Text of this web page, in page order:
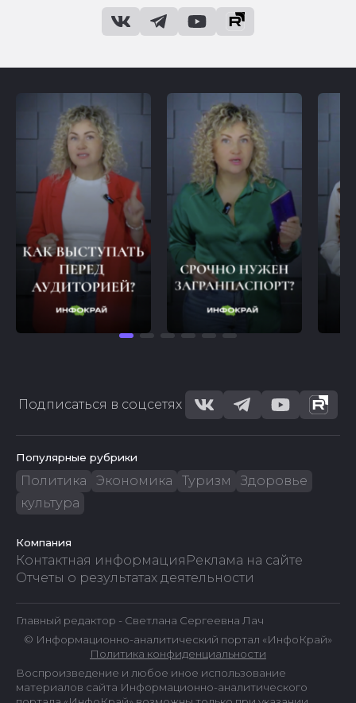
Подписаться в соцсетях
Популярные рубрики
Политика Экономика Туризм
Здоровье
культура
Компания
Контактная информация Реклама на сайте
Отчеты о результатах деятельности
Главный редактор - Светлана Сергеевна Лач
© Информационно-аналитический портал «ИнфоКрай»
Политика конфиденциальности
Воспроизведение и любое иное использование
материалов сайта Информационно-аналитического